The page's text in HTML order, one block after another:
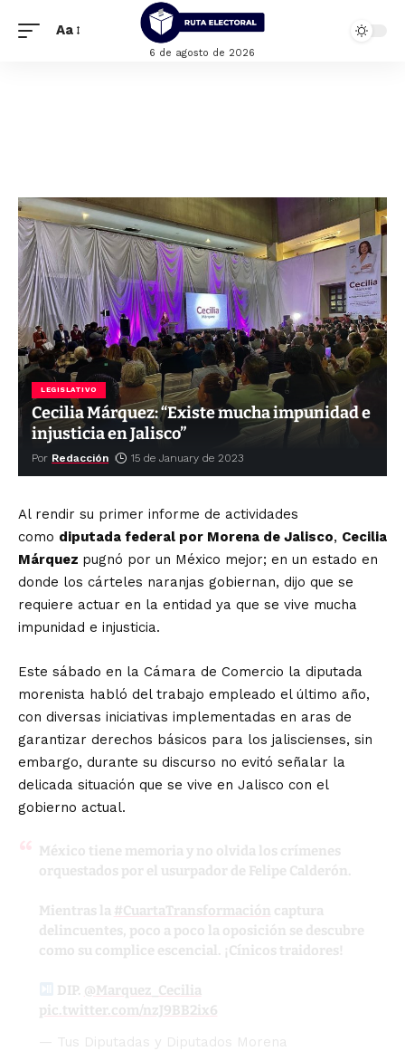
Aa
6 de agosto de 2026
LEGISLATIVO
Cecilia Márquez: “Existe mucha impunidad e
injusticia en Jalisco”
Por Redacción 15 de January de 2023
Al rendir su primer informe de actividades
como diputada federal por Morena de Jalisco, Cecilia
Márquez pugnó por un México mejor; en un estado en
donde los cárteles naranjas gobiernan, dijo que se
requiere actuar en la entidad ya que se vive mucha
impunidad e injusticia.
Este sábado en la Cámara de Comercio la diputada
morenista habló del trabajo empleado el último año,
con diversas iniciativas implementadas en aras de
garantizar derechos básicos para los jaliscienses, sin
embargo, durante su discurso no evitó señalar la
delicada situación que se vive en Jalisco con el
gobierno actual.
México tiene memoria y no olvida los crímenes
orquestados por el usurpador de Felipe Calderón.
Mientras la #CuartaTransformación captura
delincuentes, poco a poco la oposición se descubre
como su complice escencial. ¡Cínicos traidores!
DIP. @Marquez_Cecilia
pic.twitter.com/nzJ9BB2ix6
— Tus Diputadas y Diputados Morena